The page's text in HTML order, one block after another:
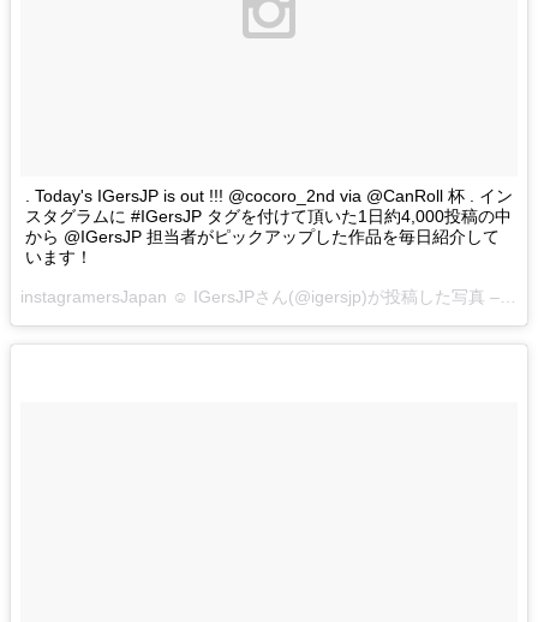
. Today's IGersJP is out !!! @cocoro_2nd via @CanRoll 杯 . イン
スタグラムに #IGersJP タグを付けて頂いた1日約4,000投稿の中
から @IGersJP 担当者がピックアップした作品を毎日紹介して
います！
instagramersJapan ☺︎ IGersJPさん(@igersjp)が投稿した写真 –